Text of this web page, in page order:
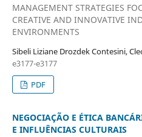
MANAGEMENT STRATEGIES
CREATIVE AND INNOVATIVE
ENVIRONMENTS
Sibeli Liziane Drozdek Contesini,
e3177-e3177
PDF
NEGOCIAÇÃO E ÉTICA
E INFLUÊNCIAS CULTURAIS